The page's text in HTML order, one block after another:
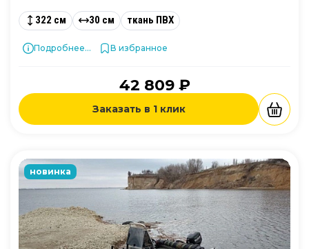
322 см 30 см ткань ПВХ
Подробнее... В избранное
42 809 ₽
Заказать в 1 клик
новинка